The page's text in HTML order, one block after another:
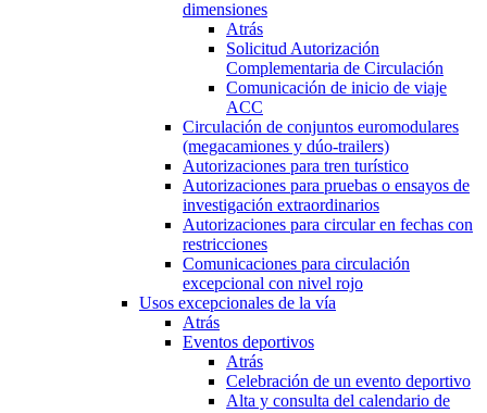
dimensiones
Atrás
Solicitud Autorización
Complementaria de Circulación
Comunicación de inicio de viaje
ACC
Circulación de conjuntos euromodulares
(megacamiones y dúo-trailers)
Autorizaciones para tren turístico
Autorizaciones para pruebas o ensayos de
investigación extraordinarios
Autorizaciones para circular en fechas con
restricciones
Comunicaciones para circulación
excepcional con nivel rojo
Usos excepcionales de la vía
Atrás
Eventos deportivos
Atrás
Celebración de un evento deportivo
Alta y consulta del calendario de